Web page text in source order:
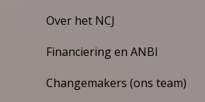
Over het NCJ
Financiering en ANBI
Changemakers (ons team)